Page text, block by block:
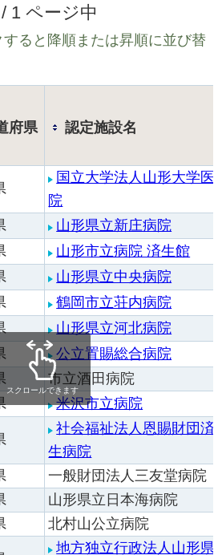
/ 1 ページ中
ると降順または昇順に並び替
府県 認定施設名
国立大学法人山形大学医
院
山形県立新庄病院
山形市立病院 済生館
山形県立中央病院
鶴岡市立荘内病院
山形県立河北病院
公立置賜総合病院
市立酒田病院
米沢市立病院
社会福祉法人恩賜財団済
生病院
一般財団法人三友堂病院
山形県立日本海病院
北村山公立病院
地方独立行政法人山形県
スクロールできます